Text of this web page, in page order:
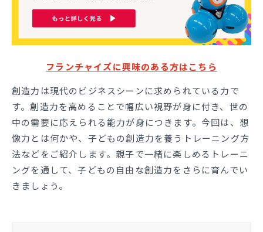
フランチャイズに興味のある方はこちら
創造力は現代のビジネスシーンに求められている力で
す。創造力を高めることで幅広い視野が身に付き、世の
中の需要に応えられる能力が身につきます。今回は、想
像力とは何かや、子どもの創造力を養うトレーニング方
法などをご紹介します。親子で一緒に楽しめるトレーニ
ングを通して、子どもの自由な創造力をさらに育んでい
きましょう。